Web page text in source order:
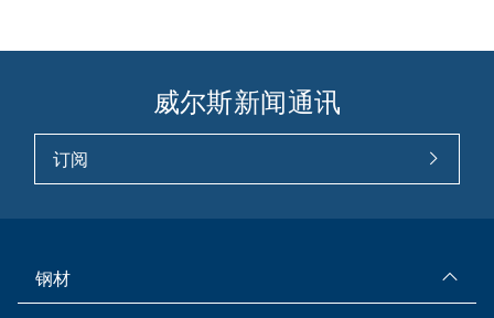
威尔斯新闻通讯
订阅
钢材